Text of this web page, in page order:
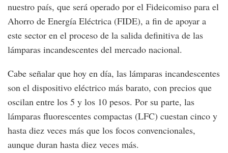
nuestro país, que será operado por el Fideicomiso para el
Ahorro de Energía Eléctrica (FIDE), a fin de apoyar a
este sector en el proceso de la salida definitiva de las
lámparas incandescentes del mercado nacional.
Cabe señalar que hoy en día, las lámparas incandescentes
son el dispositivo eléctrico más barato, con precios que
oscilan entre los 5 y los 10 pesos. Por su parte, las
lámparas fluorescentes compactas (LFC) cuestan cinco y
hasta diez veces más que los focos convencionales,
aunque duran hasta diez veces más.